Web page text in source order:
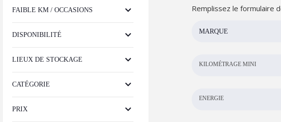
FAIBLE KM / OCCASIONS
DISPONIBILITÉ
LIEUX DE STOCKAGE
CATÉGORIE
PRIX
Remplissez le formulaire
MARQUE
KILOMÉTRAGE MINI
ENERGIE